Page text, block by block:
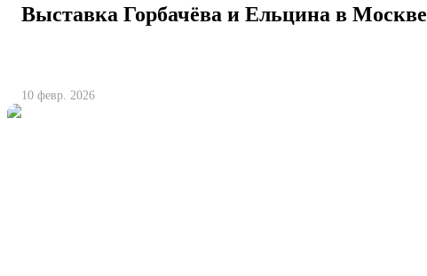
Выставка Горбачёва и Ельцина в Москве
10 февр. 2026